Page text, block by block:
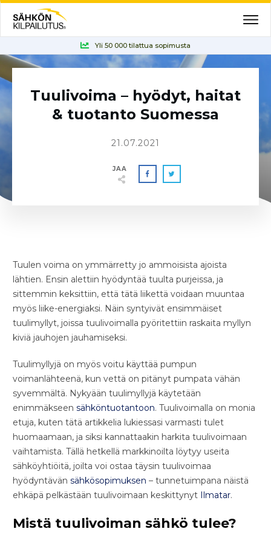
Yli 50 000 tilattua sopimusta
Tuulivoima – hyödyt, haitat
& tuotanto Suomessa
21.07.2021
JAA
Tuulen voima on ymmärretty jo ammoisista ajoista
lähtien. Ensin alettiin hyödyntää tuulta purjeissa, ja
sittemmin keksittiin, että tätä liikettä voidaan muuntaa
myös liike-energiaksi. Näin syntyivät ensimmäiset
tuulimyllyt, joissa tuulivoimalla pyöritettiin raskaita myllyn
kiviä jauhojen jauhamiseksi.
Tuulimyllyjä on myös voitu käyttää pumpun
voimanlähteenä, kun vettä on pitänyt pumpata vähän
syvemmältä. Nykyään tuulimyllyjä käytetään
enimmäkseen sähköntuotantoon. Tuulivoimalla on monia
etuja, kuten tätä artikkelia lukiessasi varmasti tulet
huomaamaan, ja siksi kannattaakin harkita tuulivoimaan
vaihtamista. Tällä hetkellä markkinoilta löytyy useita
sähköyhtiöitä, joilta voi ostaa täysin tuulivoimaa
hyödyntävän sähkösopimuksen – tunnetuimpana näistä
ehkäpä pelkästään tuulivoimaan keskittynyt Ilmatar.
Mistä tuulivoiman sähkö tulee?